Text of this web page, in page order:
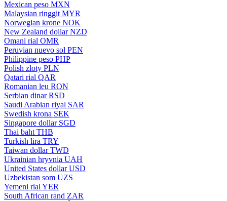
Mexican peso MXN
Malaysian ringgit MYR
Norwegian krone NOK
New Zealand dollar NZD
Omani rial OMR
Peruvian nuevo sol PEN
Philippine peso PHP
Polish zloty PLN
Qatari rial QAR
Romanian leu RON
Serbian dinar RSD
Saudi Arabian riyal SAR
Swedish krona SEK
Singapore dollar SGD
Thai baht THB
Turkish lira TRY
Taiwan dollar TWD
Ukrainian hryvnia UAH
United States dollar USD
Uzbekistan som UZS
Yemeni rial YER
South African rand ZAR